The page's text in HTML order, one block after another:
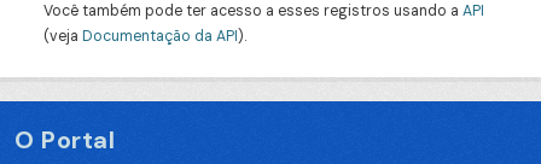
Você também pode ter acesso a esses registros usando a API
(veja Documentação da API).
O Portal